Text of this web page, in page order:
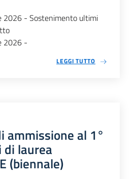
2026 - Sostenimento ultimi
2026 -
LEGGI TUTTO
ammissione al 1°
di laurea
(biennale)